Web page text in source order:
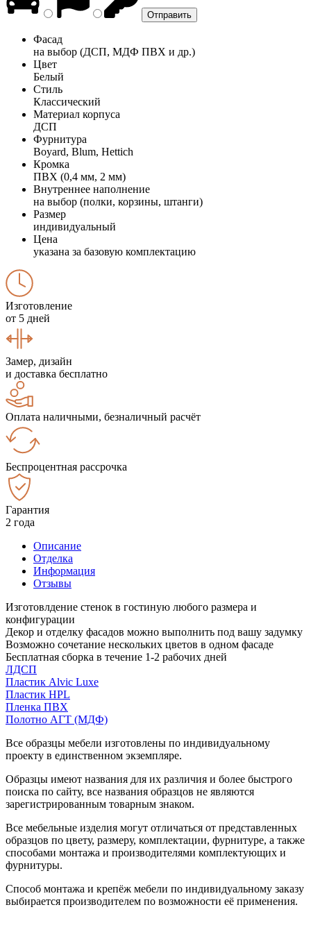
Фасад
на выбор (ДСП, МДФ ПВХ и др.)
Цвет
Белый
Стиль
Классический
Материал корпуса
ДСП
Фурнитура
Boyard, Blum, Hettich
Кромка
ПВХ (0,4 мм, 2 мм)
Внутреннее наполнение
на выбор (полки, корзины, штанги)
Размер
индивидуальный
Цена
указана за базовую комплектацию
Изготовление
от 5 дней
Замер, дизайн
и доставка бесплатно
Оплата наличными, безналичный расчёт
Беспроцентная рассрочка
Гарантия
2 года
Описание
Отделка
Информация
Отзывы
Изготовлдение стенок в гостиную любого размера и
конфигурации
Декор и отделку фасадов можно выполнить под вашу задумку
Возможно сочетание нескольких цветов в одном фасаде
Бесплатная сборка в течение 1-2 рабочих дней
ЛДСП
Пластик Alvic Luxe
Пластик HPL
Пленка ПВХ
Полотно АГТ (МДФ)
Все образцы мебели изготовлены по индивидуальному
проекту в единственном экземпляре.
Образцы имеют названия для их различия и более быстрого
поиска по сайту, все названия образцов не являются
зарегистрированным товарным знаком.
Все мебельные изделия могут отличаться от представленных
образцов по цвету, размеру, комплектации, фурнитуре, а также
способами монтажа и производителями комплектующих и
фурнитуры.
Способ монтажа и крепёж мебели по индивидуальному заказу
выбирается производителем по возможности её применения.